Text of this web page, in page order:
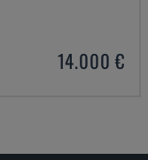
14.000 €